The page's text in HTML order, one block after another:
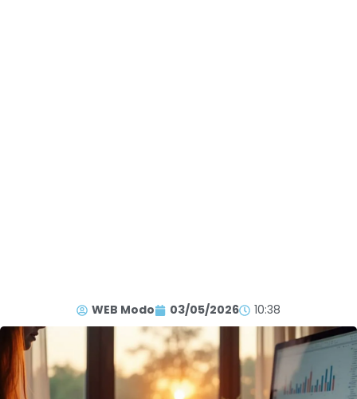
WEB Modo 03/05/2026 10:38